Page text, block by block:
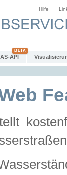
Hilfe
API